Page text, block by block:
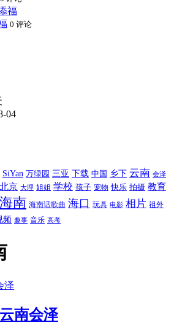
0 评论
04
SiYan 万绿园 三亚 下载 中国 乡下 云南 会泽
北京 大理 姐姐 学校 孩子 宠物 快乐 拍摄 教育
海南 海南话歌曲 海口 玩具 电影 相片 祖外
频 趣事 音乐 高考
南会泽